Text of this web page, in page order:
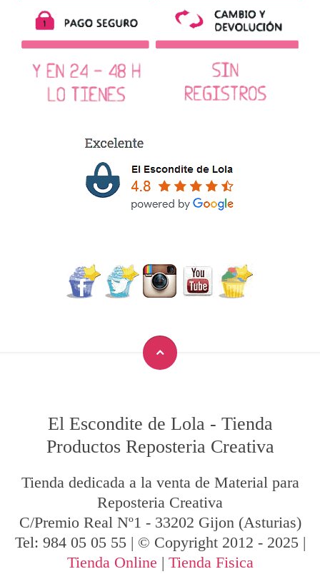
El Escondite de Lola - Tienda
Productos Reposteria Creativa
Tienda dedicada a la venta de Material para
Reposteria Creativa
C/Premio Real Nº1 - 33202 Gijon (Asturias)
Tel: 984 05 05 55 | © Copyright 2012 - 2025 |
Tienda Online | Tienda Fisica